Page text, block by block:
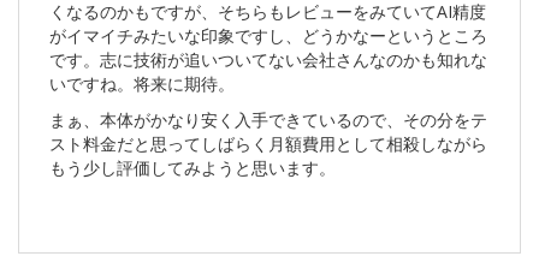
くなるのかもですが、そちらもレビューをみていてAI精度
がイマイチみたいな印象ですし、どうかなーというところ
です。志に技術が追いついてない会社さんなのかも知れな
いですね。将来に期待。
まぁ、本体がかなり安く入手できているので、その分をテ
スト料金だと思ってしばらく月額費用として相殺しながら
もう少し評価してみようと思います。